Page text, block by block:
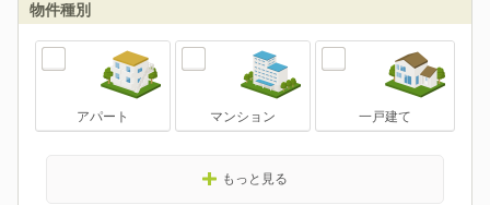
物件種別
アパート マンション 一戸建て
もっと見る